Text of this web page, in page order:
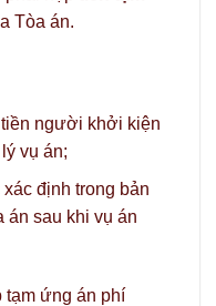
Tòa án.
tiền người khởi kiện
vụ án;
định trong bản
án sau khi vụ án
ứng án phí